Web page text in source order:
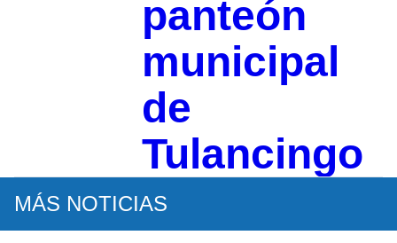
panteón
municipal
de
Tulancingo
MÁS NOTICIAS